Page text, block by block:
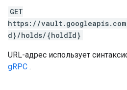
GET
https://
d}/holds/{holdId}
URL-адрес использует
gRPC .